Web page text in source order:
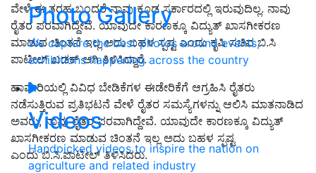
Photo Gallery
We capture the best photos around events,
exhibitions happening across the country
Videos
Handpicked videos to inspire the nation on
agriculture and related industry
ವೇಳೆ ಈ ತರಹ ಬಂದರೆ ನಾವು ಕೂಡ ಸರ್ಕಾರದಲ್ಲಿ ಇರುವುದಿಲ್ಲ. ನಾವು
ರೈತರ ಪರವಾಗಿದ್ದೇವೆ. ಯಾವುದೇ ಕಾರಣಕ್ಕೂ ವಿದ್ಯುತ್‌ ಖಾಸಗೀಕರಣ
ಮಾಡುವ ಚಿಂತನೆ ಇಲ್ಲ ಅದು ಬಹಳ ಸ್ಪಷ್ಟ ಎಂದು ಕೃಷಿ ಸಚಿವ ಬಿ.ಸಿ
ಪಾಟೀಲ್ ಖಡಕ್ ಆಗಿ ತಿಳಿಸಿದ್ದಾರೆ.
ಹಾವೇರಿಯಲ್ಲಿ ವಿವಿಧ ಬೇಡಿಕೆಗಳ ಈಡೇರಿಕೆಗೆ ಆಗ್ರಹಿಸಿ ರೈತರು
ನಡೆಸುತ್ತಿರುವ ಪ್ರತಿಭಟನೆ ವೇಳೆ ರೈತರ ಸಮಸ್ಯೆಗಳನ್ನು ಆಲಿಸಿ ಮಾತನಾಡಿದ
ಅವರು, ನಾವು ರೈತರ ಪರವಾಗಿದ್ದೇವೆ. ಯಾವುದೇ ಕಾರಣಕ್ಕೂ ವಿದ್ಯುತ್‌
ಖಾಸಗೀಕರಣ ಮಾಡುವ ಚಿಂತನೆ ಇಲ್ಲ ಅದು ಬಹಳ ಸ್ಪಷ್ಟ
ಎಂದು ಬಿ.ಸಿ.ಪಾಟೀಲ್ ತಿಳಿಸಿದರು.